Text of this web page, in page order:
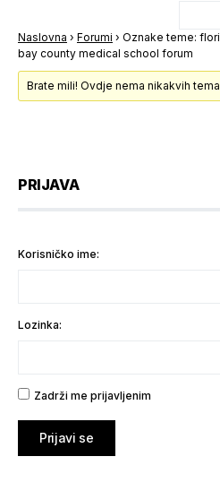
Naslovna › Forumi › Oznake teme:
bay county medical school forum
Brate mili! Ovdje nema nikakvih
PRIJAVA
Korisničko ime:
Lozinka:
Zadrži me prijavljenim
Prijavi se